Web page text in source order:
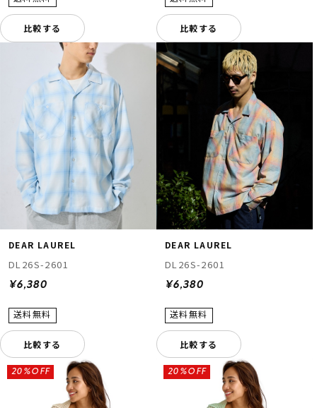
比較する 比較する
DEAR LAUREL
DL26S-2601
¥6,380
比較する
DEAR LAUREL
DL26S-2601
¥6,380
比較する
20%OFF 20%OFF